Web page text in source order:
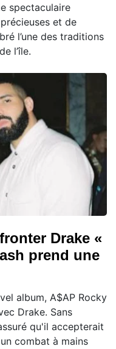
spectaculaire
et de
l’une des traditions
l’île.
Drake «
prend une
album, A$AP Rocky
Drake. Sans
qu'il accepterait
combat à mains